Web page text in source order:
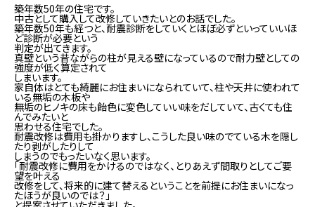
築年数50年の住宅です。
中古として購入して改修していきたいとのお話でした。
築年数50年も経つと、耐震診断をしていくとほぼ必ずといっていいほ
ど診断が必要という
判定が出てきます。
真壁という昔ながらの柱が見える壁になっているので耐力壁としての
強度が低く算定されて
しまいます。
家自体はとても綺麗にお住まいになられていて、柱や天井に使われて
いる無垢の木板や
無垢のヒノキの床も飴色に変色していい味をだしていて、古くても住
んでみたいと
思わせる住宅でした。
耐震改修は費用も掛かりますし、こうした良い味のでている木を隠し
たり剥がしたりして
しまうのでもったいなく思います。
「耐震改修に費用をかけるのではなく、とりあえず間取りとしてご要
望を叶える
改修をして、将来的に建て替えるということを前提にお住まいになっ
たほうが良いのでは？」